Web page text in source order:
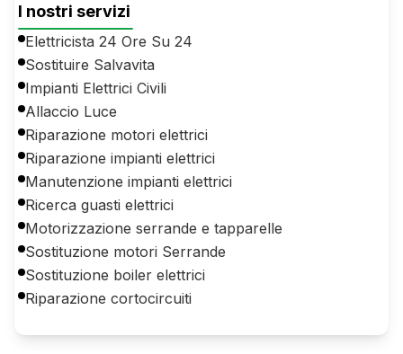
I nostri servizi
Elettricista 24 Ore Su 24
Sostituire Salvavita
Impianti Elettrici Civili
Allaccio Luce
Riparazione motori elettrici
Riparazione impianti elettrici
Manutenzione impianti elettrici
Ricerca guasti elettrici
Motorizzazione serrande e tapparelle
Sostituzione motori Serrande
Sostituzione boiler elettrici
Riparazione cortocircuiti